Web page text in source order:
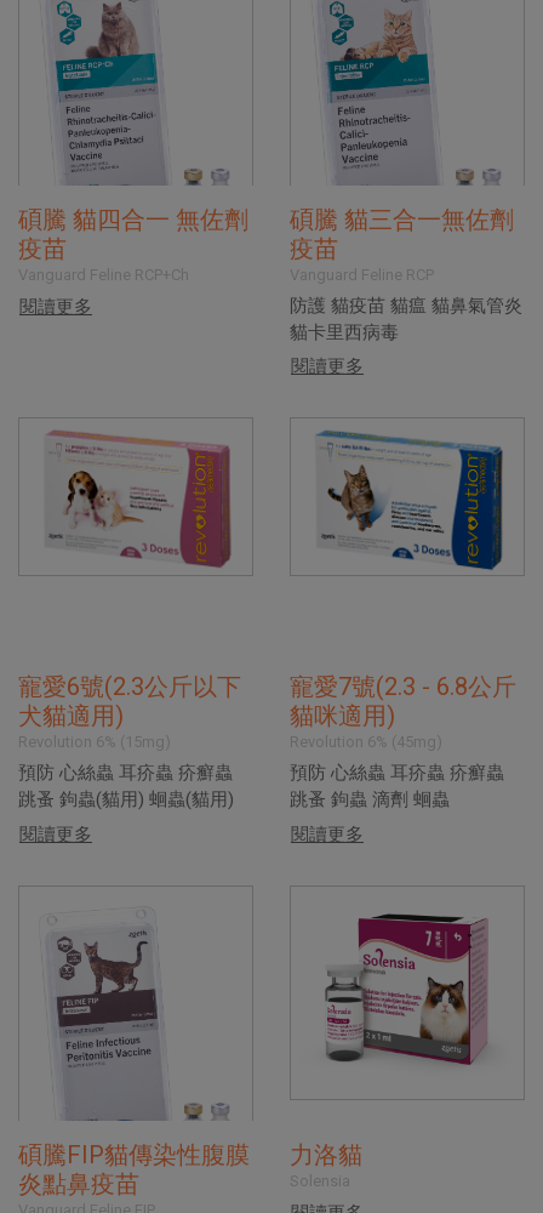
碩騰 貓四合一 無佐劑
疫苗
Vanguard Feline RCP+Ch
閱讀更多
碩騰 貓三合一無佐劑
疫苗
Vanguard Feline RCP
防護 貓疫苗 貓瘟 貓鼻氣管炎
貓卡里西病毒
閱讀更多
寵愛6號(2.3公斤以下
犬貓適用)
Revolution 6% (15mg)
預防 心絲蟲 耳疥蟲 疥癬蟲
跳蚤 鉤蟲(貓用) 蛔蟲(貓用)
閱讀更多
寵愛7號(2.3 - 6.8公斤
貓咪適用)
Revolution 6% (45mg)
預防 心絲蟲 耳疥蟲 疥癬蟲
跳蚤 鉤蟲 滴劑 蛔蟲
閱讀更多
碩騰FIP貓傳染性腹膜
炎點鼻疫苗
力洛貓
Solensia